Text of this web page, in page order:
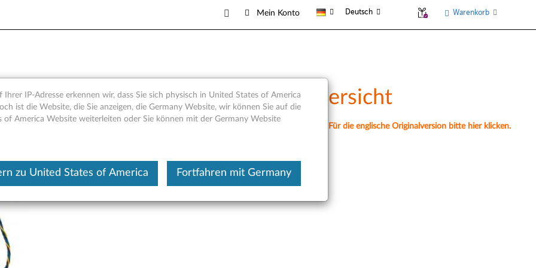
Mein Konto Deutsch Warenkorb
Frontgrafik-Lüfterbaugruppe - Übersicht
Dieser Beitrag wurde maschinell übersetzt. Für die englische Originalversion bitte hier klicken.
Ihrer IP-Adresse erkennen wir, dass Sie sich physisch in United States of America
ist die Website, die Sie anzeigen, die Germany Website, wir können Sie auf die
of America Website weiterleiten oder Sie können mit der Germany Website
zu United States of America Fortfahren mit Germany